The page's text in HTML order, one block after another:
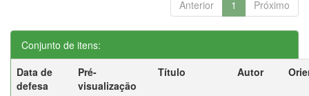
Anterior 1 Próximo
Conjunto de itens:
Data de
defesa
Pré-
visualização
Título Autor